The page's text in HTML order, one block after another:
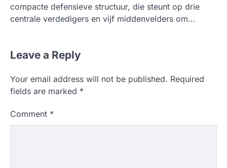
compacte defensieve structuur, die steunt op drie
centrale verdedigers en vijf middenvelders om…
Leave a Reply
Your email address will not be published. Required
fields are marked *
Comment *